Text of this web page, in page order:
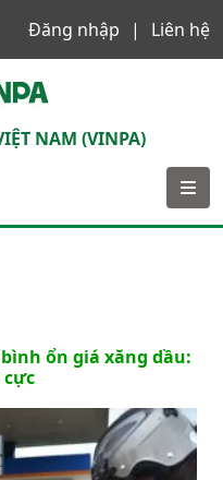
Đăng nhập
Liên hệ
NAM (VINPA)
ổn giá xăng dầu:
cực